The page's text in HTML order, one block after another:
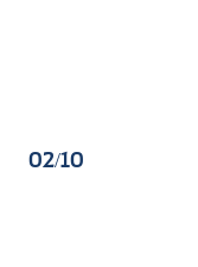
02/10